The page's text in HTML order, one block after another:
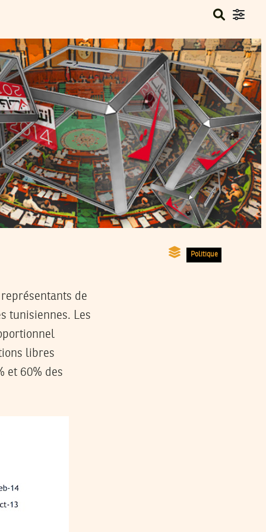
Politique
de
tunisiennes. Les
libres
et 60% des